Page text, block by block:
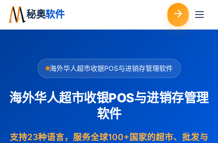
秘奥软件
海外华人超市收银POS与进销存管理软件
海外华人超市收银POS与进销存管理
软件
支持23种语言，服务全球100+国家的超市、批发与